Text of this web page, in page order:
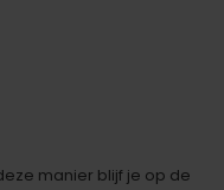
manier blijf je op de